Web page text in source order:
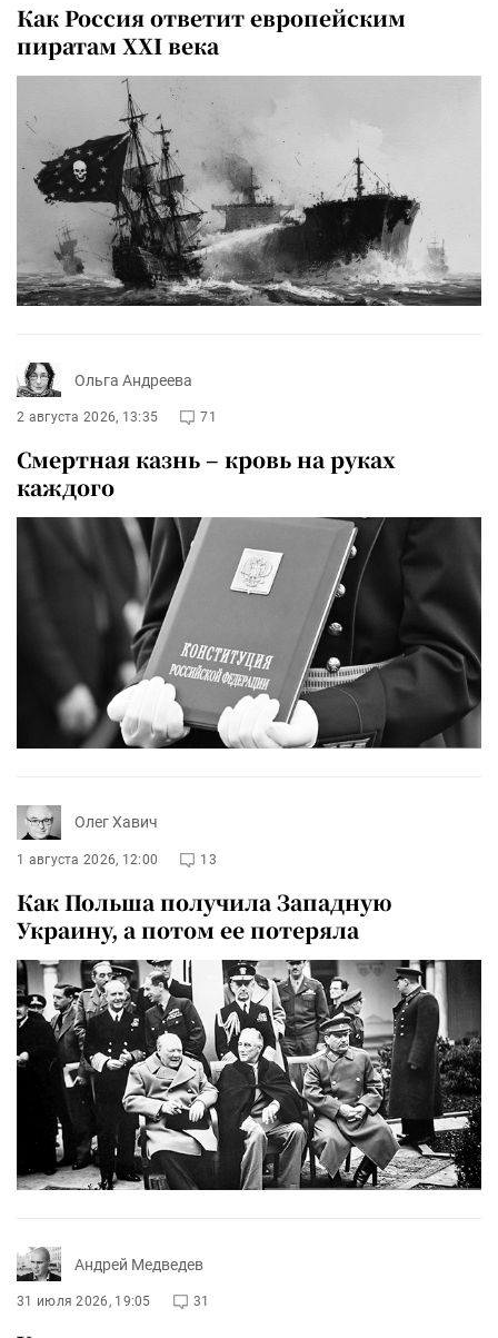
Как Россия ответит европейским
пиратам XXI века
Ольга Андреева
2 августа 2026, 13:35 71
Смертная казнь – кровь на руках
каждого
Олег Хавич
1 августа 2026, 12:00 13
Как Польша получила Западную
Украину, а потом ее потеряла
Андрей Медведев
31 июля 2026, 19:05 31